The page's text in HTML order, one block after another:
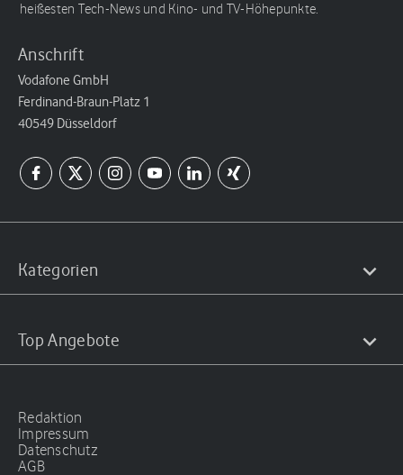
heißesten Tech-News und Kino- und TV-Höhepunkte.
Anschrift
Vodafone GmbH
Ferdinand-Braun-Platz 1
40549 Düsseldorf
Kategorien
Top Angebote
Redaktion
Impressum
Datenschutz
AGB